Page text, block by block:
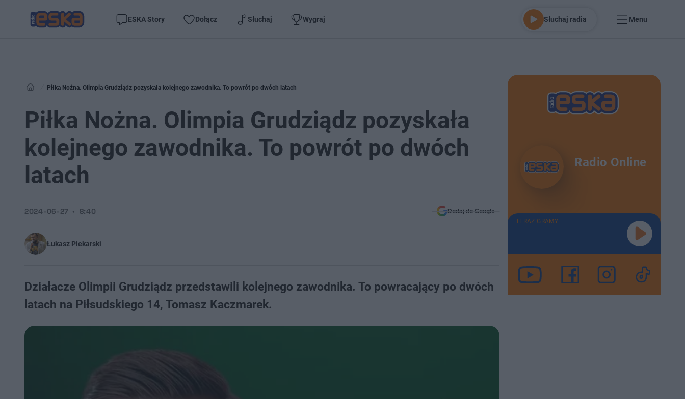
ESKA Story Dołącz Słuchaj Wygraj Słuchaj radia Menu
Piłka Nożna. Olimpia Grudziądz pozyskała kolejnego zawodnika. To powrót po dwóch latach
Piłka Nożna. Olimpia Grudziądz pozyskała
kolejnego zawodnika. To powrót po dwóch
latach
Łukasz Piekarski
2024-06-27 8:40 Dodaj do Google
Działacze Olimpii Grudziądz przedstawili kolejnego zawodnika. To powracający po dwóch
latach na Piłsudskiego 14, Tomasz Kaczmarek.
Radio Online
TERAZ GRAMY